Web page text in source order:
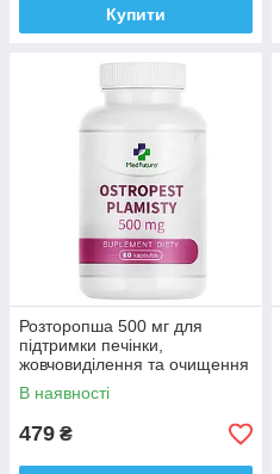
Купити
Розторопша 500 мг для
підтримки печінки,
жовчовиділення та очищення
організму, Medfuture Milk
Thistle 60 капсул Доставка з
ЄС
В наявності
479 ₴